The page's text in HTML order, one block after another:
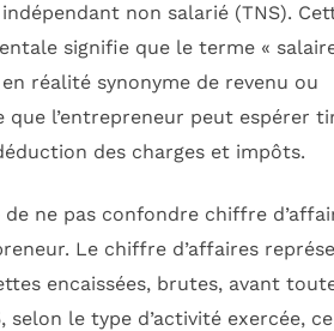
non salarié (TNS).
signifie que le terme «
réalité synonyme de revenu ou
l’entrepreneur peut espérer
des charges et impôts.
ne pas confondre chiffre
Le chiffre d’affaires
encaissées, brutes, avant
selon le type d’activité exercée,